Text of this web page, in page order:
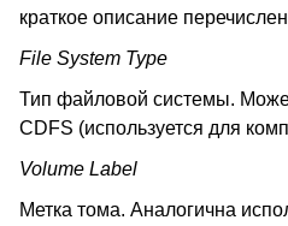
краткое описание
File System Type
Тип файловой системы.
CDFS (используется для
Volume Label
Метка тома. Аналогична